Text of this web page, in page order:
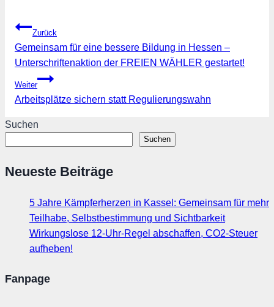
Beitragsnavigation
Zurück
Gemeinsam für eine bessere Bildung in Hessen –
Unterschriftenaktion der FREIEN WÄHLER gestartet!
Weiter
Arbeitsplätze sichern statt Regulierungswahn
Suchen
Suchen
Neueste Beiträge
5 Jahre Kämpferherzen in Kassel: Gemeinsam für mehr
Teilhabe, Selbstbestimmung und Sichtbarkeit
Wirkungslose 12-Uhr-Regel abschaffen, CO2-Steuer
aufheben!
Fanpage